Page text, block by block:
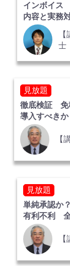
インボイス
内容と実務
士
見放題
徹底検証 免
導入すべきか
【
見放題
単純承認か
有利不利